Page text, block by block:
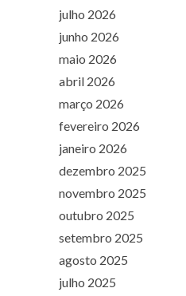
julho 2026
junho 2026
maio 2026
abril 2026
março 2026
fevereiro 2026
janeiro 2026
dezembro 2025
novembro 2025
outubro 2025
setembro 2025
agosto 2025
julho 2025